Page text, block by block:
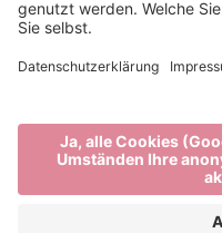
Privacy
Impressum
produced by